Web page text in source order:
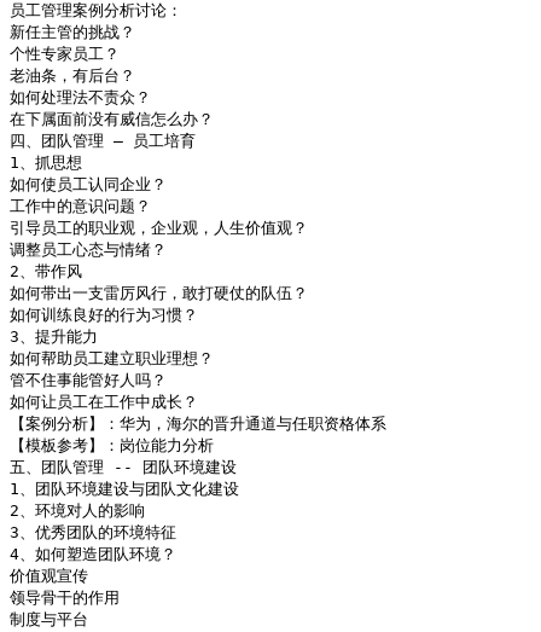
员工管理案例分析讨论：
新任主管的挑战？
个性专家员工？
老油条，有后台？
如何处理法不责众？
在下属面前没有威信怎么办？
四、团队管理 – 员工培育
1、抓思想
如何使员工认同企业？
工作中的意识问题？
引导员工的职业观，企业观，人生价值观？
调整员工心态与情绪？
2、带作风
如何带出一支雷厉风行，敢打硬仗的队伍？
如何训练良好的行为习惯？
3、提升能力
如何帮助员工建立职业理想？
管不住事能管好人吗？
如何让员工在工作中成长？
【案例分析】：华为，海尔的晋升通道与任职资格体系
【模板参考】：岗位能力分析
五、团队管理 -- 团队环境建设
1、团队环境建设与团队文化建设
2、环境对人的影响
3、优秀团队的环境特征
4、如何塑造团队环境？
价值观宣传
领导骨干的作用
制度与平台